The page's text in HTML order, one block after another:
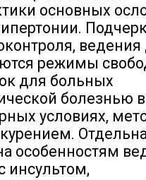
основных
режимы
для больных
болезнью в
условиях,
особенностям
инсультом,